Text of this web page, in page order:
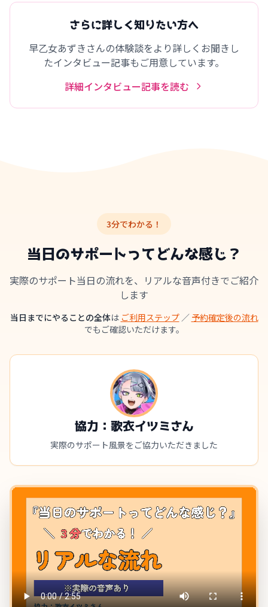
さらに詳しく知りたい方へ
早乙女あずきさんの体験談をより詳しくお聞きし
たインタビュー記事もご用意しています。
詳細インタビュー記事を読む
3分でわかる！
当日のサポートってどんな感じ？
実際のサポート当日の流れを、リアルな音声付きでご紹介
します
当日までにやることの全体は ご利用ステップ ／ 予約確定後の流れ
でもご確認いただけます。
協力：歌衣イツミさん
実際のサポート風景をご協力いただきました